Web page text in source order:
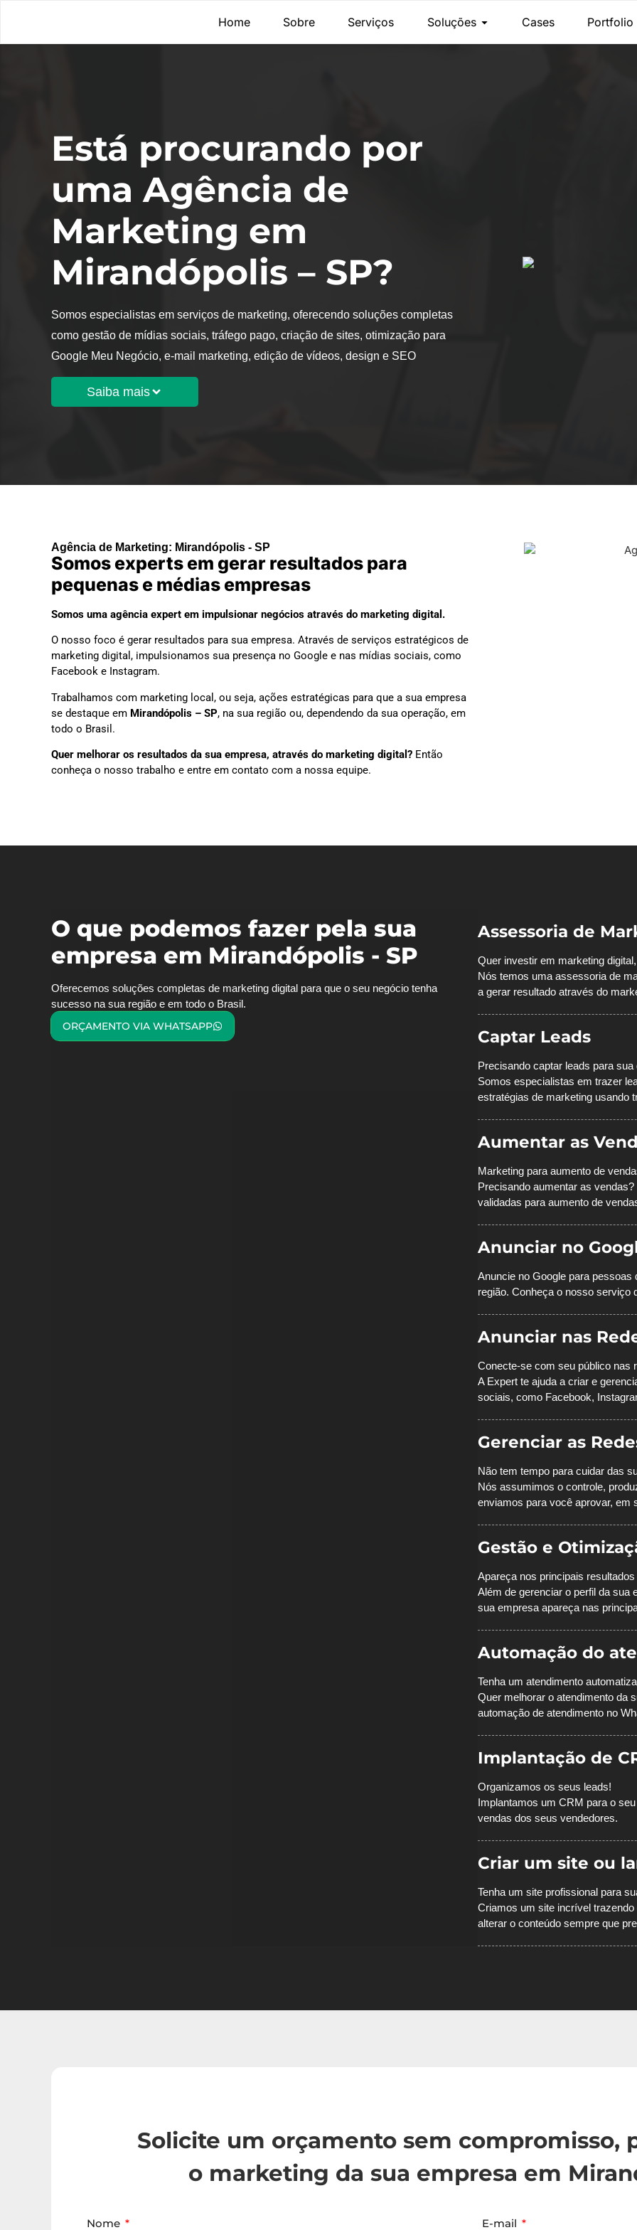
Home Sobre Serviços Soluções Cases Portfolio
Está procurando por
uma Agência de
Marketing em
Mirandópolis – SP?
Somos especialistas em serviços de marketing, oferecendo soluções completas
como gestão de mídias sociais, tráfego pago, criação de sites, otimização para
Google Meu Negócio, e-mail marketing, edição de vídeos, design e SEO
Saiba mais
Agência de Marketing: Mirandópolis - SP
Somos experts em gerar resultados para
pequenas e médias empresas
Somos uma agência expert em impulsionar negócios através do marketing digital.
O nosso foco é gerar resultados para sua empresa. Através de serviços estratégicos de
marketing digital, impulsionamos sua presença no Google e nas mídias sociais, como
Facebook e Instagram.
Trabalhamos com marketing local, ou seja, ações estratégicas para que a sua empresa
se destaque em Mirandópolis – SP, na sua região ou, dependendo da sua operação, em
todo o Brasil.
Quer melhorar os resultados da sua empresa, através do marketing digital? Então
conheça o nosso trabalho e entre em contato com a nossa equipe.
O que podemos fazer pela sua
empresa em Mirandópolis - SP
Oferecemos soluções completas de marketing digital para que o seu negócio tenha
sucesso na sua região e em todo o Brasil.
ORÇAMENTO VIA WHATSAPP
Assessoria de
Quer investir em marketing
Nós temos uma assessoria de
a gerar resultado através do
Captar Leads
Precisando captar leads para
Somos especialistas em trazer
estratégias de marketing usando
Aumentar as
Marketing para aumento de
Precisando aumentar as
validadas para aumento de
Anunciar no
Anuncie no Google para
região. Conheça o nosso serviço
Anunciar nas
Conecte-se com seu público nas
A Expert te ajuda a criar e
sociais, como Facebook,
Gerenciar as
Não tem tempo para cuidar das
Nós assumimos o controle,
enviamos para você aprovar, em
Gestão e
Apareça nos principais
Além de gerenciar o perfil da sua
sua empresa apareça nas
Automação do
Tenha um atendimento
Quer melhorar o atendimento da
automação de atendimento no
Implantação de
Organizamos os seus leads!
Implantamos um CRM para o
vendas dos seus vendedores.
Criar um site ou
Tenha um site profissional para
Criamos um site incrível
alterar o conteúdo sempre que
Solicite um orçamento sem compromisso,
o marketing da sua empresa em
Nome E-mail